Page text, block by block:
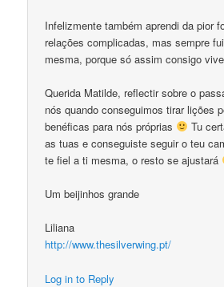
Infelizmente também aprendi da pior
relações complicadas, mas sempre
mesma, porque só assim consigo
Querida Matilde, reflectir sobre o
nós quando conseguimos tirar lições
benéficas para nós próprias
Tu
as tuas e conseguiste seguir o teu
te fiel a ti mesma, o resto se ajustará
Um beijinhos grande
Liliana
http://www.thesilverwing.pt/
Log in to Reply